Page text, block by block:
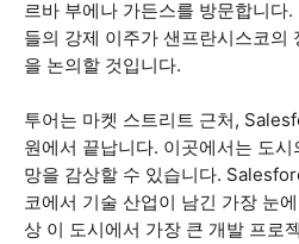
르바 부에나 가든스를 방문합니다
들의 강제 이주가 샌프란시스코의
을 논의할 것입니다.
투어는 마켓 스트리트 근처,
원에서 끝납니다. 이곳에서는 도
망을 감상할 수 있습니다.
코에서 기술 산업이 남긴 가장 눈
상 이 도시에서 가장 큰 개발 프로